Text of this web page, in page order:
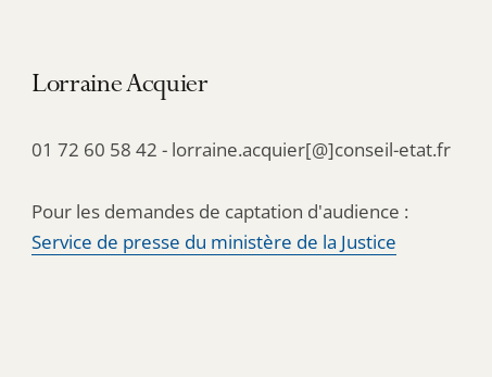
Lorraine Acquier
01 72 60 58 42 - lorraine.acquier[@]conseil-etat.fr
Pour les demandes de captation d'audience :
Service de presse du ministère de la Justice